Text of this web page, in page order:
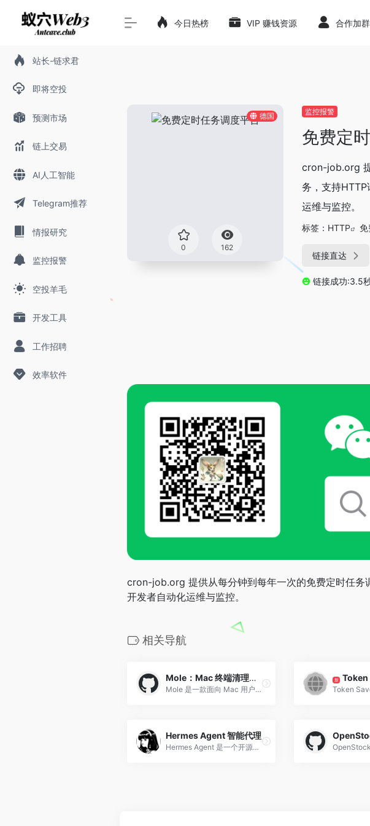
站长-链求君
即将空投
预测市场
链上交易
AI人工智能
Telegram推荐
情报研究
监控报警
空投羊毛
开发工具
工作招聘
效率软件
今日热榜 VIP 赚钱资源 合作加群
德国
0 162
监控报警
免费定
cron-job.org
务，支持
运维与监控。
标签： HTTP 免
链接直达
链接成功:3.5
cron-job.org 提供从每分钟到每年一次的免费定时任务
开发者自动化运维与监控。
相关导航
Mole：Mac 终端清理优化工具
Mole 是一款面向 Mac 用户的终端工具，支持系统清理、应用卸载、磁盘分析、性能优化与实时监控，操作轻量高效。
新 Token
Hermes Agent 智能代理
Hermes Agent 是一个开源智能代理，能随着你的项目成长，自主构建技能，随时随地为你服务。由 Nous Research 打造，支持个性化学习与任务自动化。